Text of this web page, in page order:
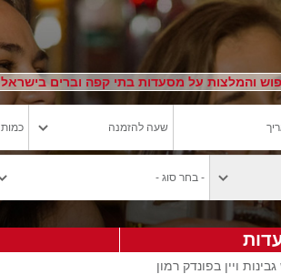
והמלצות על מסעדות בתי קפה וברים בישראל
ויין בפונדק רמון